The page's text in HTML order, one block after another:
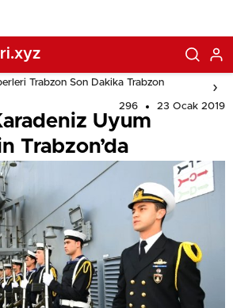
Trabzon Son Dakika Trabzon
296 23 Ocak 2019
Uyum
Trabzon’da